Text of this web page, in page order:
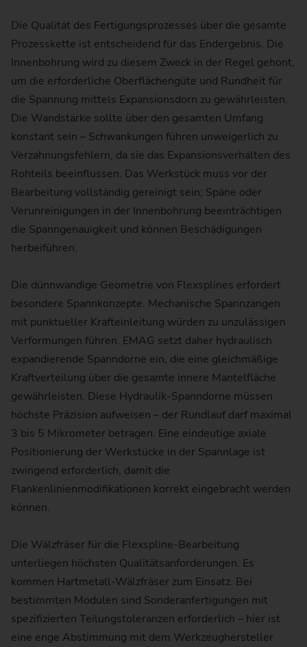
Die Qualität des Fertigungsprozesses über die gesamte
Prozesskette ist entscheidend für das Endergebnis. Die
Innenbohrung wird zu diesem Zweck in der Regel gehont,
um die erforderliche Oberflächengüte und Rundheit für
die Spannung mittels Expansionsdorn zu gewährleisten.
Die Wandstärke sollte über den gesamten Umfang
konstant sein – Schwankungen führen unweigerlich zu
Verzahnungsfehlern, da sie das Expansionsverhalten des
Rohteils beeinflussen. Das Werkstück muss vor der
Bearbeitung vollständig gereinigt sein; Späne oder
Verunreinigungen in der Innenbohrung beeinträchtigen
die Spanngenauigkeit und können Beschädigungen
herbeiführen.
Die dünnwandige Geometrie von Flexsplines erfordert
besondere Spannkonzepte. Mechanische Spannzangen
mit punktueller Krafteinleitung würden zu unzulässigen
Verformungen führen. EMAG setzt daher hydraulisch
expandierende Spanndorne ein, die eine gleichmäßige
Kraftverteilung über die gesamte innere Mantelfläche
gewährleisten. Diese Hydraulik-Spanndorne müssen
höchste Präzision aufweisen – der Rundlauf darf maximal
3 bis 5 Mikrometer betragen. Eine eindeutige axiale
Positionierung der Werkstücke in der Spannlage ist
zwingend erforderlich, damit die
Flankenlinienmodifikationen korrekt eingebracht werden
können.
Die Wälzfräser für die Flexspline-Bearbeitung
unterliegen höchsten Qualitätsanforderungen. Es
kommen Hartmetall-Wälzfräser zum Einsatz. Bei
bestimmten Modulen sind Sonderanfertigungen mit
spezifizierten Teilungstoleranzen erforderlich – hier ist
eine enge Abstimmung mit dem Werkzeughersteller